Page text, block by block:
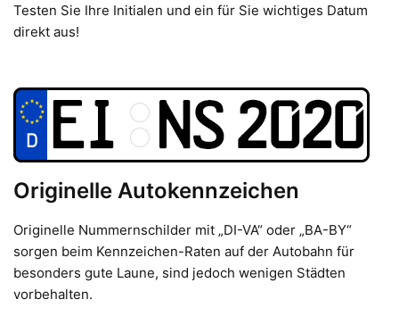
Testen Sie Ihre Initialen und ein für Sie wichtiges Datum
direkt aus!
Originelle Autokennzeichen
Originelle Nummernschilder mit „DI-VA“ oder „BA-BY“
sorgen beim Kennzeichen-Raten auf der Autobahn für
besonders gute Laune, sind jedoch wenigen Städten
vorbehalten.